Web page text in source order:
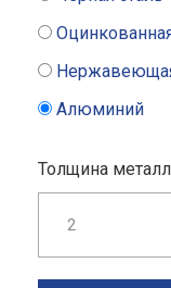
Алюминий
Толщина